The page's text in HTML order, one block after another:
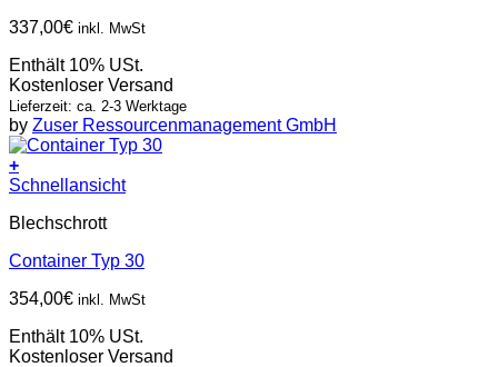
337,00€ inkl. MwSt
Enthält 10% USt.
Kostenloser Versand
Lieferzeit: ca. 2-3 Werktage
by Zuser Ressourcenmanagement GmbH
+
Schnellansicht
Blechschrott
Container Typ 30
354,00€ inkl. MwSt
Enthält 10% USt.
Kostenloser Versand